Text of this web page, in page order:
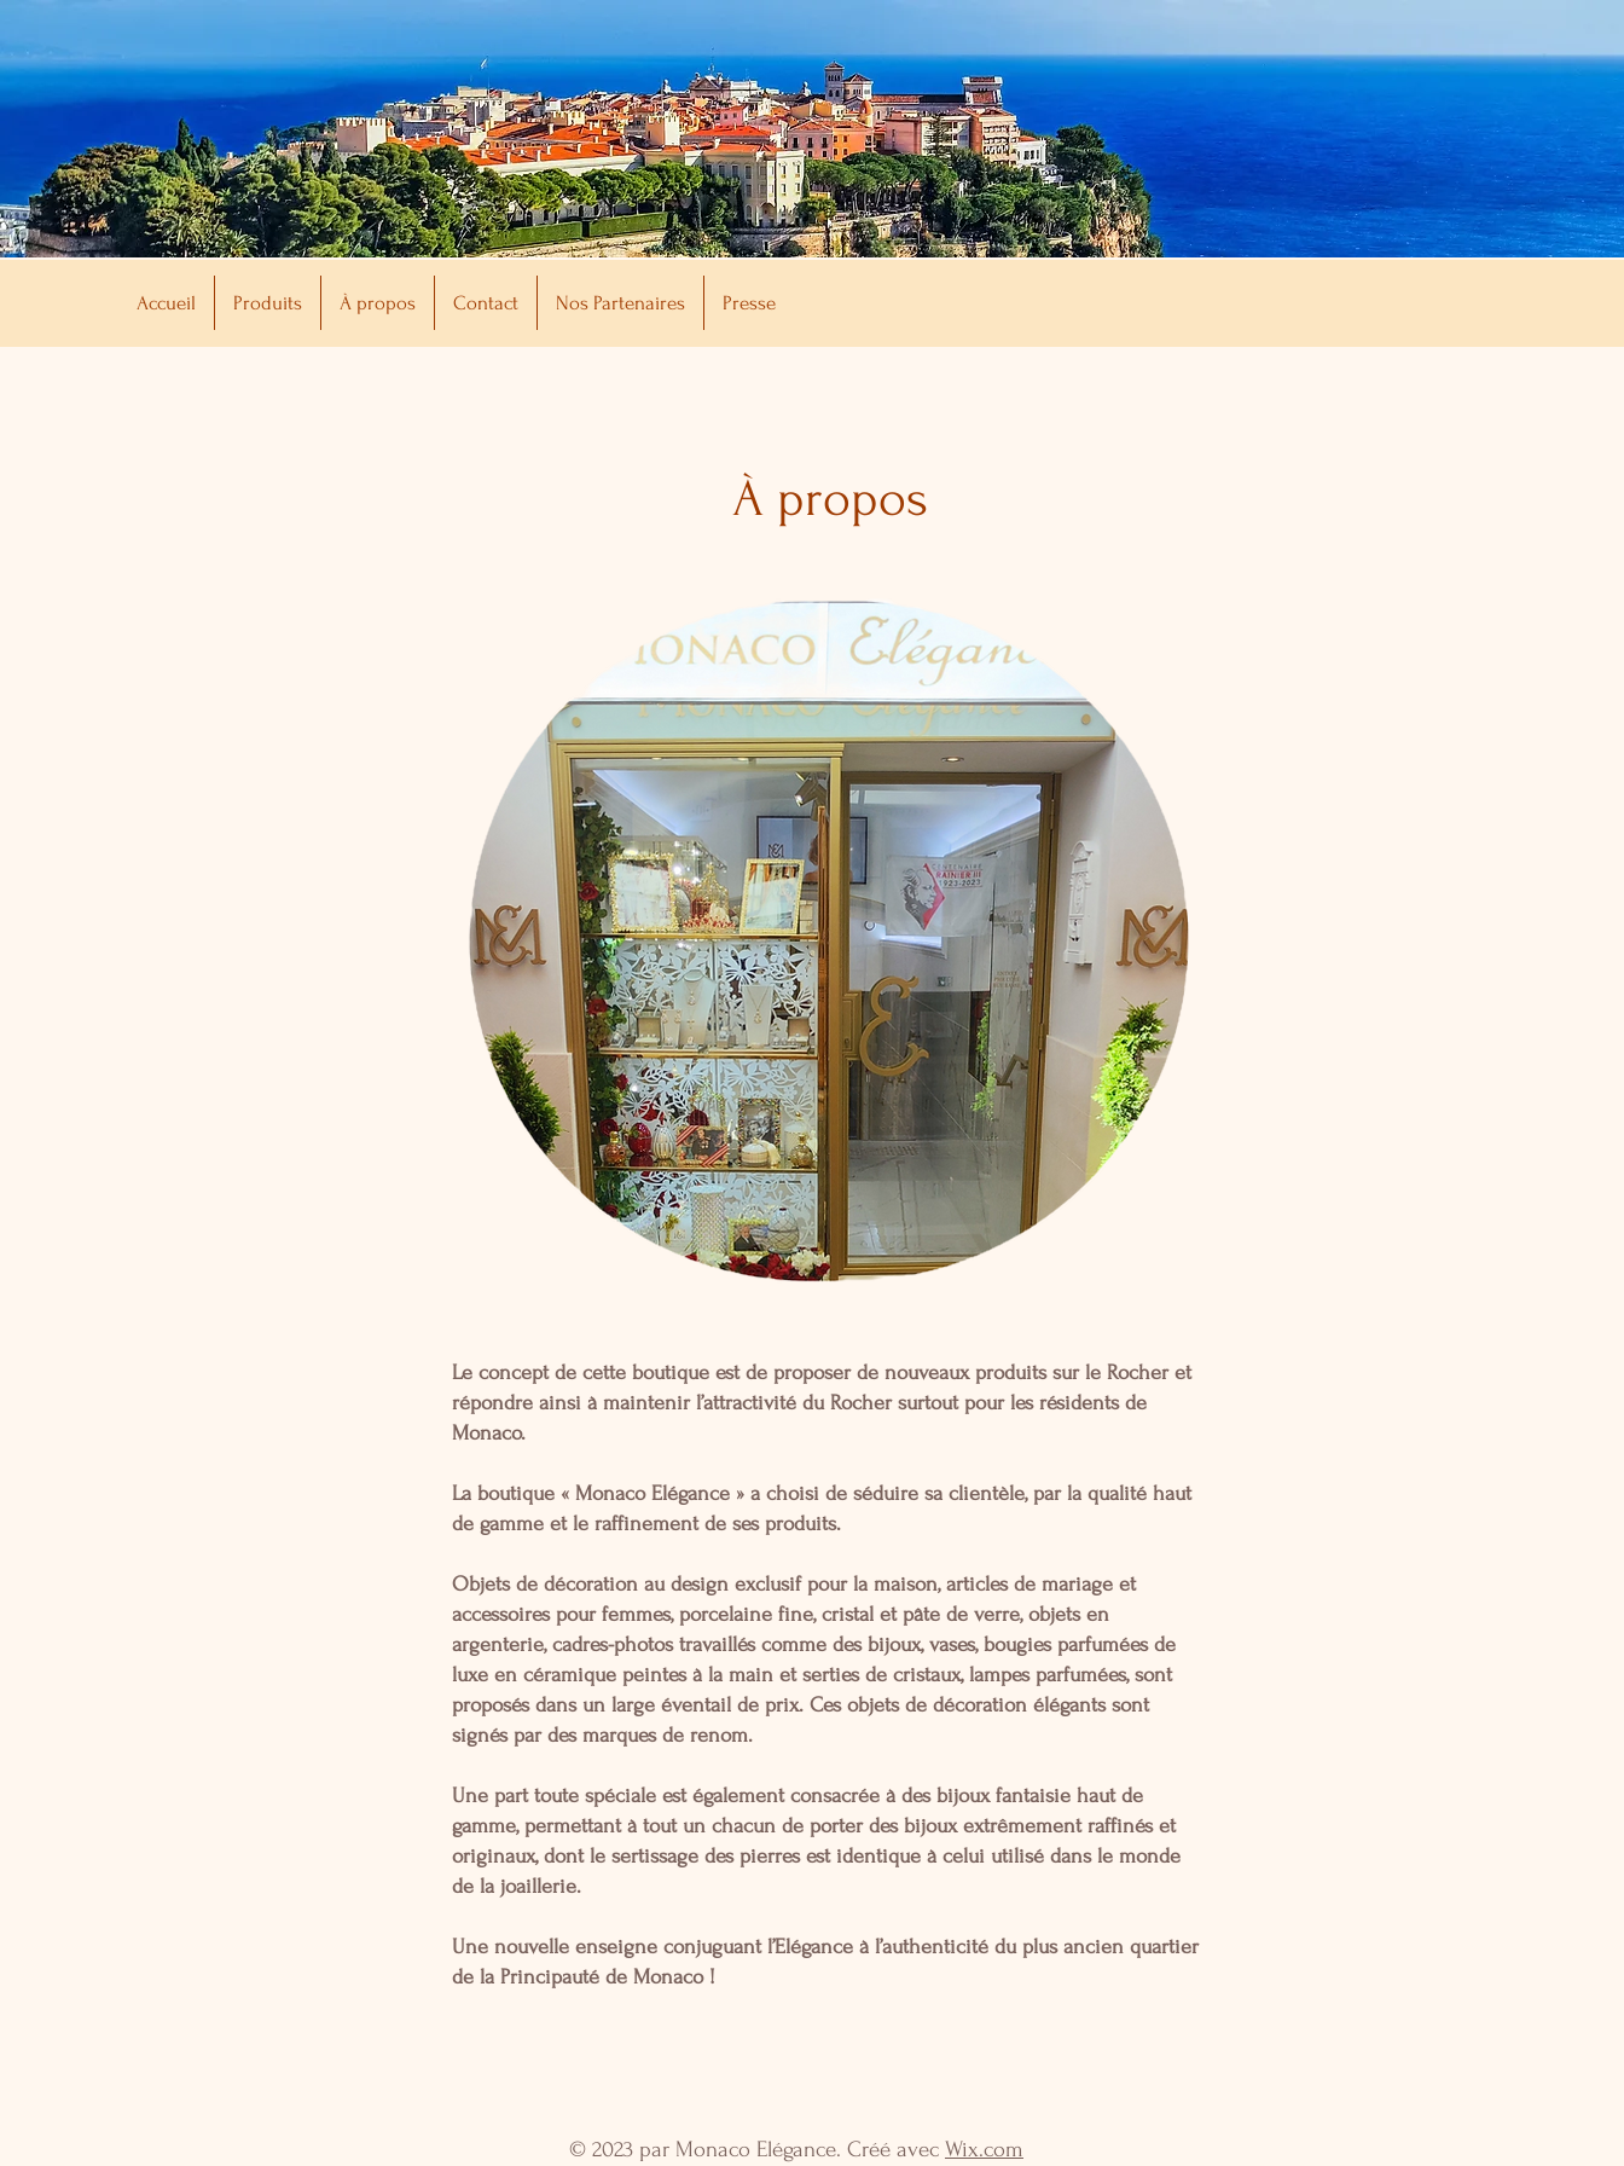
Accueil Produits À propos Contact Nos Partenaires Presse
À propos
Le concept de cette boutique est de proposer de nouveaux produits sur le Rocher et
répondre ainsi à maintenir l’attractivité du Rocher surtout pour les résidents de
Monaco.
La boutique « Monaco Elégance » a choisi de séduire sa clientèle, par la qualité haut
de gamme et le raffinement de ses produits.
Objets de décoration au design exclusif pour la maison, articles de mariage et
accessoires pour femmes, porcelaine fine, cristal et pâte de verre, objets en
argenterie, cadres-photos travaillés comme des bijoux, vases, bougies parfumées de
luxe en céramique peintes à la main et serties de cristaux, lampes parfumées, sont
proposés dans un large éventail de prix. Ces objets de décoration élégants sont
signés par des marques de renom.
Une part toute spéciale est également consacrée à des bijoux fantaisie haut de
gamme, permettant à tout un chacun de porter des bijoux extrêmement raffinés et
originaux, dont le sertissage des pierres est identique à celui utilisé dans le monde
de la joaillerie.
Une nouvelle enseigne conjuguant l’Elégance à l’authenticité du plus ancien quartier
de la Principauté de Monaco !
© 2023 par Monaco Elégance. Créé avec Wix.com